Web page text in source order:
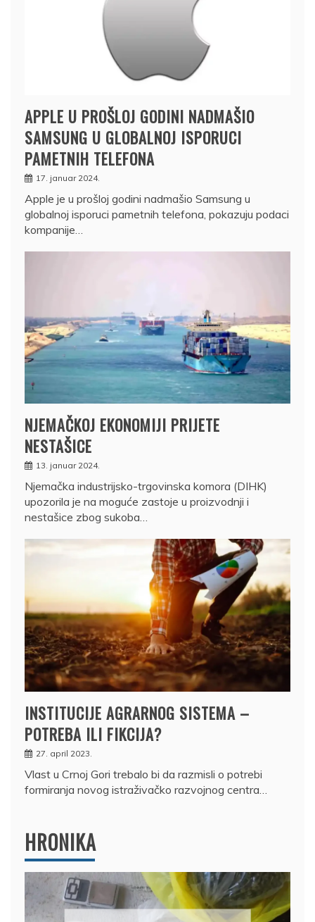
APPLE U PROŠLOJ GODINI NADMAŠIO
SAMSUNG U GLOBALNOJ ISPORUCI
PAMETNIH TELEFONA
17. januar 2024.
Apple je u prošloj godini nadmašio Samsung u
globalnoj isporuci pametnih telefona, pokazuju podaci
kompanije…
NJEMAČKOJ EKONOMIJI PRIJETE
NESTAŠICE
13. januar 2024.
Njemačka industrijsko-trgovinska komora (DIHK)
upozorila je na moguće zastoje u proizvodnji i
nestašice zbog sukoba…
INSTITUCIJE AGRARNOG SISTEMA –
POTREBA ILI FIKCIJA?
27. april 2023.
Vlast u Crnoj Gori trebalo bi da razmisli o potrebi
formiranja novog istraživačko razvojnog centra…
HRONIKA
DRŽAVLJANIN RUSIJE